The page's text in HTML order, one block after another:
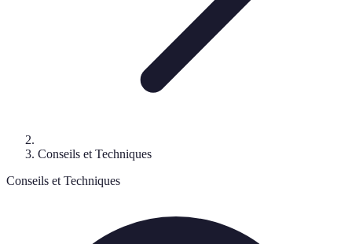
Conseils et Techniques
Conseils et Techniques